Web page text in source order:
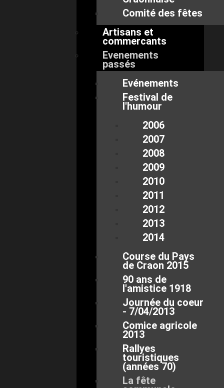
Comité des fêtes
Artisans et
commercants
Evenements
passés
Evénements
Festival de
l'humour
2006
2007
2008
2009
2010
2011
2012
2013
2014
Course du Pays
de Craon 2015
90 ans de
l'amistice 1918
Journée du coeur
- 7/04/2013
Comice agricole
2013
Rallyes
touristiques
(années 70)
La fête